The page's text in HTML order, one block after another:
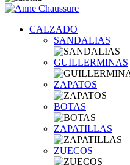
CALZADO
SANDALIAS
GUILLERMINAS
ZAPATOS
BOTAS
ZAPATILLAS
ZUECOS